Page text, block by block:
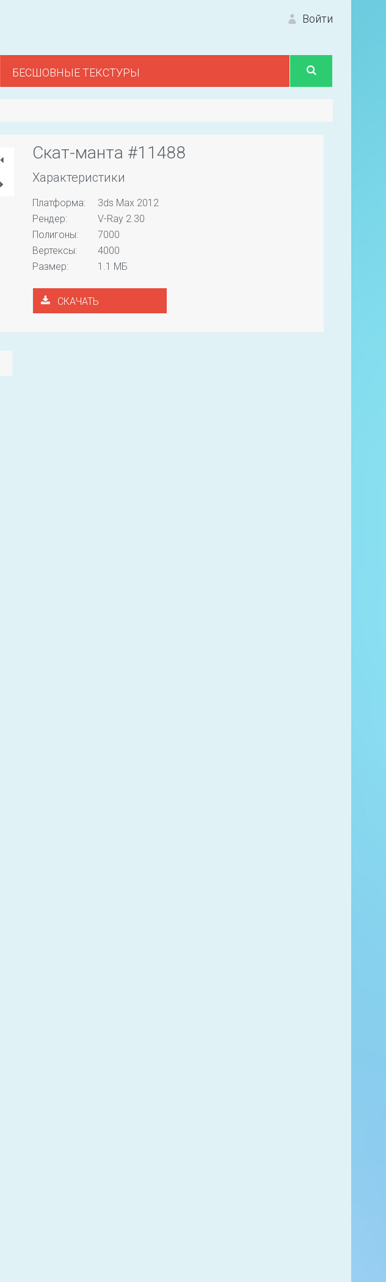
Войти
БЕСШОВНЫЕ ТЕКСТУРЫ
Скат-манта #11488
Характеристики
Платформа:
3ds Max 2012
Рендер:
V-Ray 2.30
Полигоны:
7000
Вертексы:
4000
Размер:
1.1 МБ
СКАЧАТЬ